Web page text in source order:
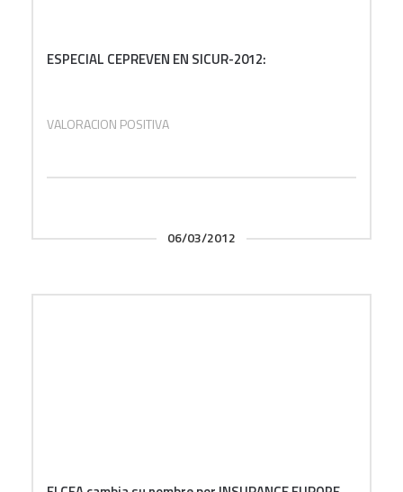
ESPECIAL CEPREVEN EN SICUR-2012:
VALORACION POSITIVA
06/03/2012